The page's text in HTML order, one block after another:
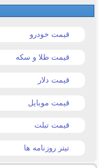
قیمت خودرو
قیمت طلا و سکه
قیمت دلار
قیمت موبایل
قیمت تبلت
تیتر روزنامه ها